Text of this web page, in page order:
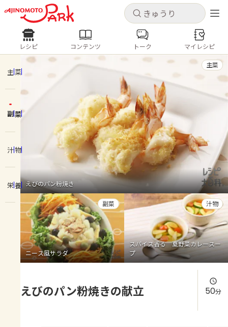
キャンセル
ログインするとレシピを保存できます
新規登録
ホーム
コンテンツ
レシピ
トーク
よくあるお問い合わせ
お買い物
AJINOMOTO PARK とは
キャンセル
レシピ コンテンツ
人気の食材・レシピ
きゅうり なす トマト
とうもろこし
ピーマン
みょうが ゴーヤ
レシピ コンテンツ トーク マイレシピ
主菜
副菜
汁物
栄養 えびのパン粉焼き
主菜
ニース風サラダ
副菜
スパイス香る 夏野菜カレースー
プ
汁物
えびのパン粉焼きの献立 50分